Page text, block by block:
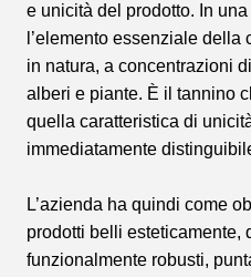
e unicità del prodotto. In
l’elemento essenziale
in natura, a concentrazioni
alberi e piante. È il tannino
quella caratteristica di
immediatamente
L’azienda ha quindi come
prodotti belli esteticamente,
funzionalmente robusti,